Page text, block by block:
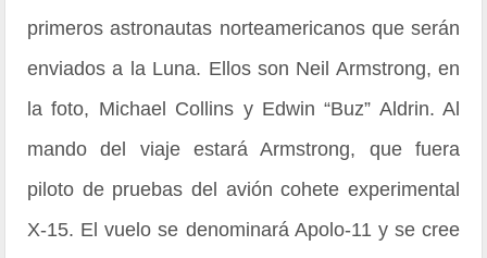
primeros astronautas norteamericanos que serán
enviados a la Luna. Ellos son Neil Armstrong, en
la foto, Michael Collins y Edwin “Buz” Aldrin. Al
mando del viaje estará Armstrong, que fuera
piloto de pruebas del avión cohete experimental
X-15. El vuelo se denominará Apolo-11 y se cree